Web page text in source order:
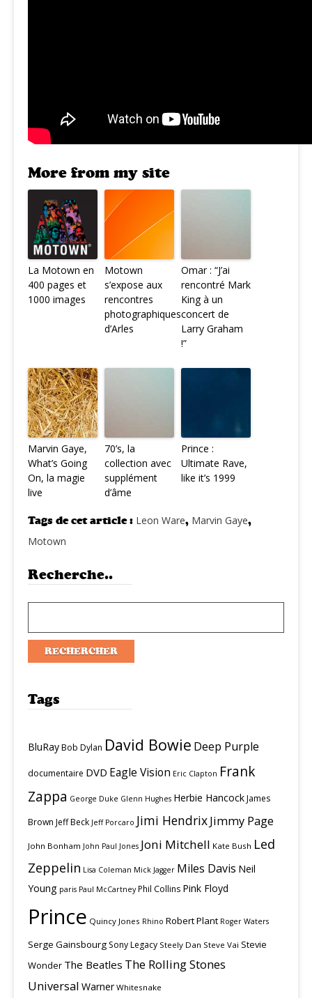
More from my site
La Motown en
400 pages et
1000 images
Motown
s’expose aux
rencontres
photographiques
d’Arles
Omar : “J’ai
rencontré Mark
King à un
concert de
Larry Graham
!”
Marvin Gaye,
What’s Going
On, la magie
live
70’s, la
collection avec
supplément
d’âme
Prince :
Ultimate Rave,
like it’s 1999
Tags de cet article : Leon Ware, Marvin Gaye,
Motown
Recherche..
Tags
BluRayBob Dylan David Bowie Deep Purple
documentaire DVD Eagle Vision Eric Clapton Frank
Zappa George Duke Glenn Hughes Herbie HancockJames
Brown Jeff Beck Jeff Porcaro Jimi HendrixJimmy Page
John Bonham John Paul Jones Joni Mitchell Kate Bush Led
Zeppelin Lisa Coleman Mick Jagger Miles Davis Neil
Young paris Paul McCartney Phil Collins Pink Floyd
Prince Quincy Jones Rhino Robert Plant Roger Waters
Serge Gainsbourg Sony Legacy Steely Dan Steve Vai Stevie
Wonder The Beatles The Rolling Stones
Universal Warner Whitesnake